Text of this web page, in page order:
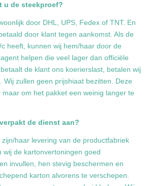
u de steekproef?
door DHL, UPS, Fedex of TNT. En
door klant tegen aankomst. Als de
heeft, kunnen wij hem/haar door de
helpen die veel lager dan officiële
de klant ons koerierslast, betalen wij
Wij zullen geen prijshiaat bezitten. Deze
om het pakket een weinig langer te
de dienst aan?
haar levering van de productfabriek
wij de kartonvertoningen goed
invullen, hen stevig beschermen en
karton alvorens te verschepen.